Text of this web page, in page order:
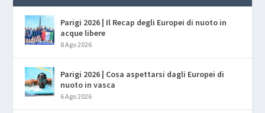
Parigi 2026 | Il Recap degli Europei di nuoto in
acque libere
8 Ago 2026
Parigi 2026 | Cosa aspettarsi dagli Europei di
nuoto in vasca
6 Ago 2026